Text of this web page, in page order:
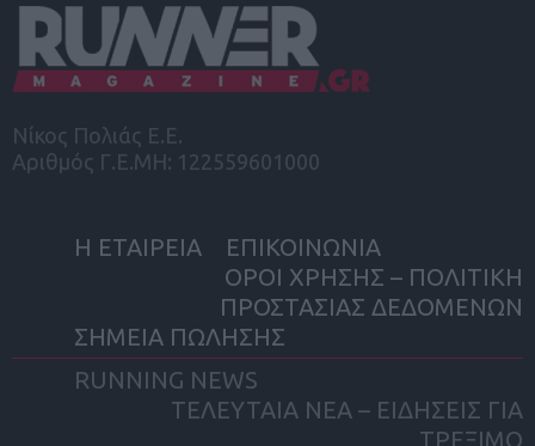
Νίκος Πολιάς Ε.Ε.
Αριθμός Γ.Ε.ΜΗ: 122559601000
Η ΕΤΑΙΡΕΙΑ
ΕΠΙΚΟΙΝΩΝΙΑ
ΟΡΟΙ ΧΡΗΣΗΣ – ΠΟΛΙΤΙΚΗ
ΠΡΟΣΤΑΣΙΑΣ ΔΕΔΟΜΕΝΩΝ
ΣΗΜΕΙΑ ΠΩΛΗΣΗΣ
RUNNING NEWS
ΤΕΛΕΥΤΑΙΑ ΝΕΑ – ΕΙΔΗΣΕΙΣ ΓΙΑ
ΤΡΕΞΙΜΟ